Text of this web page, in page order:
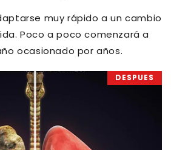
muy rápido a un cambio
Poco a poco comenzará a
ocasionado por años.
DESPUES